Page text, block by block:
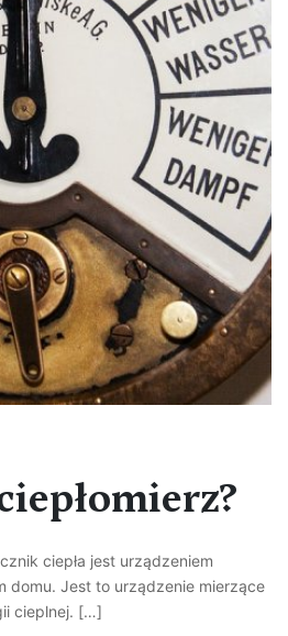
ciepła jest urządzeniem
domu. Jest to urządzenie mierzące
cieplnej. […]